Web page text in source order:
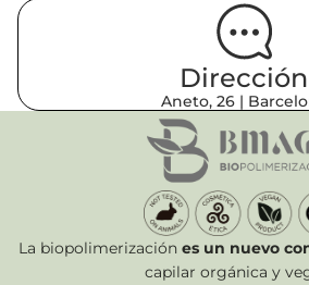
Dirección
Aneto, 26 |
La biopolimerización es un nuevo
capilar orgánica y